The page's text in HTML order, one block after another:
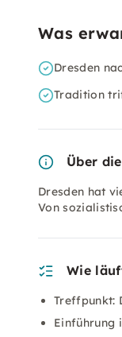
Was
Dresden
Tradition
Über
Dresden hat
Von
Wie
Treffpunkt:
Einführung